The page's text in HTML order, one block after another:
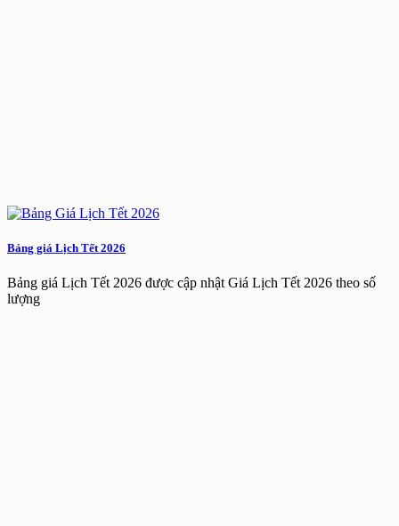
Bảng giá Lịch Tết 2026
Bảng giá Lịch Tết 2026 được cập nhật Giá Lịch Tết 2026 theo số
lượng